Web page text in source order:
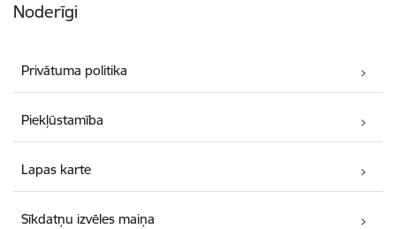
Noderīgi
Privātuma politika
Piekļūstamība
Lapas karte
Sīkdatņu izvēles maiņa